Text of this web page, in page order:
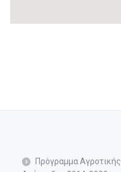
Πρόγραμμα Αγροτικής